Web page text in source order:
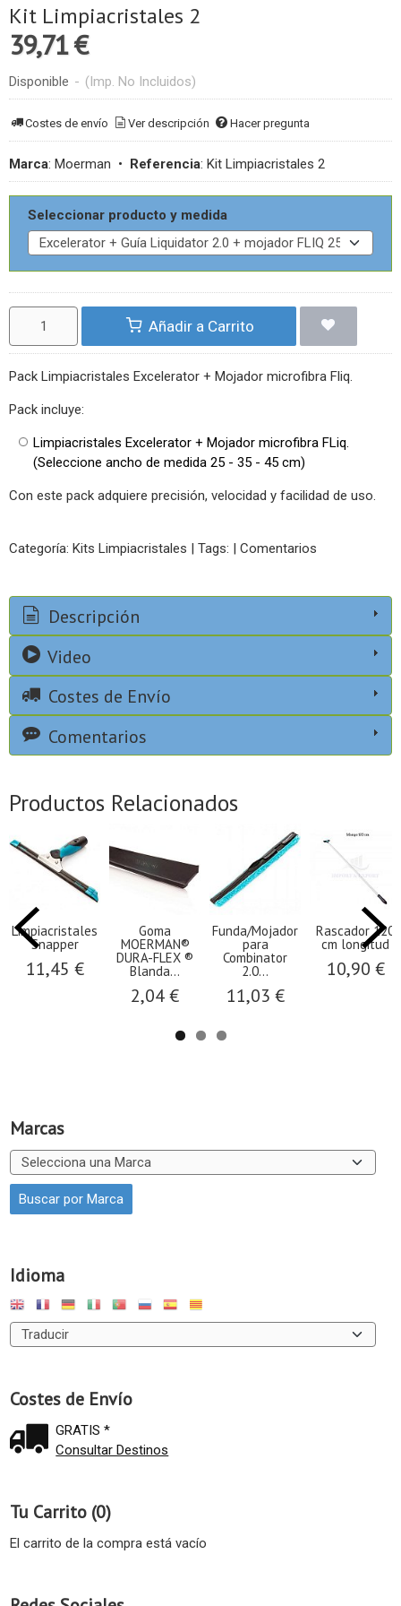
Marcas
Idioma
Costes de Envío
GRATIS *
Consultar Destinos
Tu Carrito (0)
El carrito de la compra está vacío
Kit Limpiacristales 2
39,71 €
Disponible - (Imp. No Incluidos)
Costes de envío Ver descripción Hacer pregunta
Marca: Moerman • Referencia: Kit Limpiacristales 2
Seleccionar producto y medida
Añadir a Carrito
Pack Limpiacristales Excelerator + Mojador microfibra Fliq.
Pack incluye:
Limpiacristales Excelerator + Mojador microfibra FLiq.
(Seleccione ancho de medida 25 - 35 - 45 cm)
Con este pack adquiere precisión, velocidad y facilidad de uso.
Categoría: Kits Limpiacristales | Tags: | Comentarios
Descripción
Video
Costes de Envío
Comentarios
Productos Relacionados
Limpiacristales
Snapper
11,45 €
Goma
MOERMAN®
DURA-FLEX ®
Blanda...
2,04 €
Funda/Mojador
para
Combinator
2.0...
11,03 €
Rascador 120
cm longitud
10,90 €